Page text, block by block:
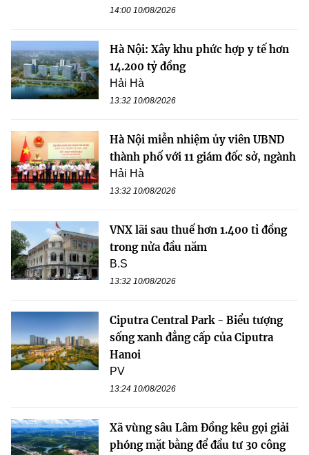
14:00 10/08/2026
Hà Nội: Xây khu phức hợp y tế hơn
14.200 tỷ đồng
Hải Hà
13:32 10/08/2026
Hà Nội miễn nhiệm ủy viên UBND
thành phố với 11 giám đốc sở, ngành
Hải Hà
13:32 10/08/2026
VNX lãi sau thuế hơn 1.400 tỉ đồng
trong nửa đầu năm
B.S
13:32 10/08/2026
Ciputra Central Park - Biểu tượng
sống xanh đẳng cấp của Ciputra
Hanoi
PV
13:24 10/08/2026
Xã vùng sâu Lâm Đồng kêu gọi giải
phóng mặt bằng để đầu tư 30 công